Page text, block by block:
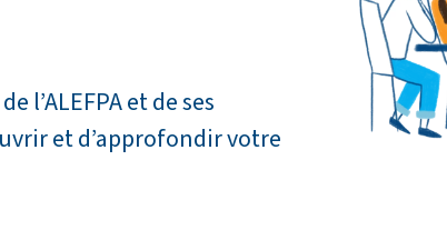
l’ALEFPA et de ses
et d’approfondir votre